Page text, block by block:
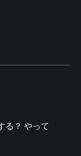
る？ やって